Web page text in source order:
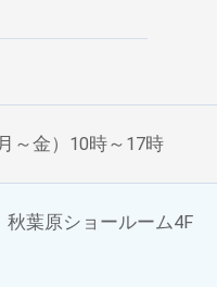
～金）10時～17時
秋葉原ショールーム4F